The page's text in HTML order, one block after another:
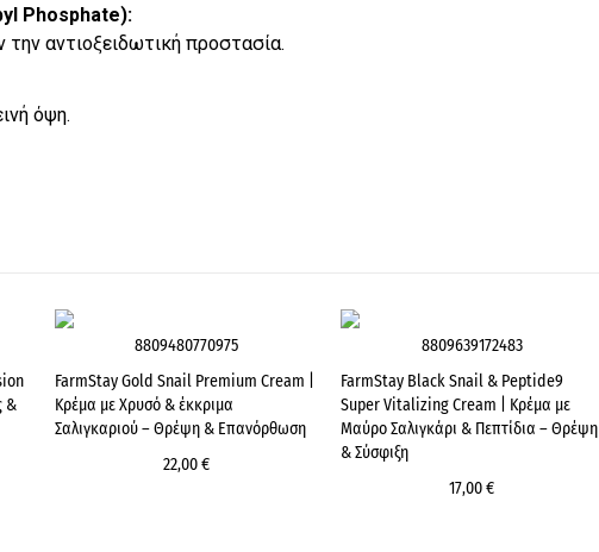
Phosphate):
αντιοξειδωτική προστασία.
όψη.
&
8809480770975
FarmStay Gold Snail Premium Cream |
Κρέμα με Χρυσό & έκκριμα
Σαλιγκαριού – Θρέψη & Επανόρθωση
22,00 €
8809639172483
FarmStay Black Snail & Peptide9
Super Vitalizing Cream | Κρέμα με
Μαύρο Σαλιγκάρι & Πεπτίδια – Θρέψη
& Σύσφιξη
17,00 €